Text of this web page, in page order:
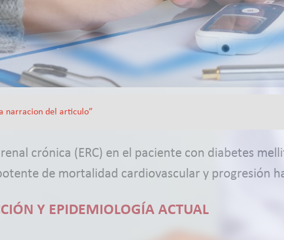
narracion del articulo”
crónica (ERC) en el paciente con diabetes
de mortalidad cardiovascular y progresión
Y EPIDEMIOLOGÍA ACTUAL